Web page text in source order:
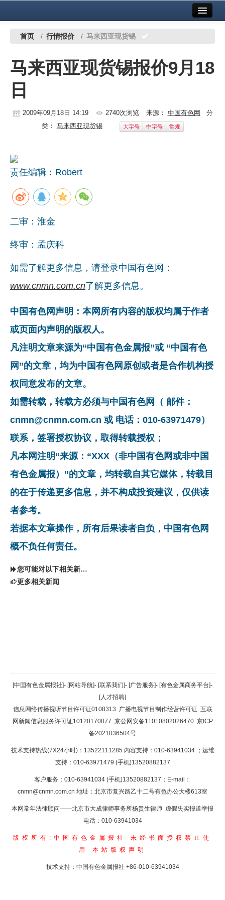
中国有色金属报社主办 广告服务
铜镍铅锌
铝
稀有稀土
科技
镁钛
地矿 建设
党建工作
企业文化
首页 / 行情报价 / 马来西亚现货锡
马来西亚现货锡报价9月18
日
2009年09月18日 14:19 2740次浏览 来源： 中国有色网 分
类： 马来西亚现货锡 大字号 中字号 常规
责任编辑：Robert
二审：淮金
终审：孟庆科
如需了解更多信息，请登录中国有色网：
www.cnmn.com.cn了解更多信息。
中国有色网声明：本网所有内容的版权均属于作者
或页面内声明的版权人。
凡注明文章来源为“中国有色金属报”或 “中国有色
网”的文章，均为中国有色网原创或者是合作机构授
权同意发布的文章。
如需转载，转载方必须与中国有色网（ 邮件：
cnmn@cnmn.com.cn 或 电话：010-63971479）
联系，签署授权协议，取得转载授权；
凡本网注明“来源：“XXX（非中国有色网或非中国
有色金属报）”的文章，均转载自其它媒体，转载目
的在于传递更多信息，并不构成投资建议，仅供读
者参考。
若据本文章操作，所有后果读者自负，中国有色网
概不负任何责任。
您可能对以下相关新闻同样感兴趣
更多相关新闻
返回顶部
返回首页
[中国有色金属报社]- [网站导航]- [联系我们]- [广告服务]- [有色金属商务平台]-
[人才招聘]
信息网络传播视听节目许可证0108313 广播电视节目制作经营许可证 互联
网新闻信息服务许可证10120170077 京公网安备11010802026470 京ICP
备2021036504号
技术支持热线(7X24小时)：13522111285 内容支持：010-63941034 ；运维
支持：010-63971479 (手机)13520882137
客户服务：010-63941034 (手机)13520882137；E-mail：
cnmn@cnmn.com.cn 地址：北京市复兴路乙十二号有色办公大楼613室
本网常年法律顾问——北京市大成律师事务所杨贵生律师 虚假失实报道举报
电话：010-63941034
版权所有:中国有色金属报社
未经书面授权禁止使
用 本站版权声明
技术支持：中国有色金属报社 +86-010-63941034